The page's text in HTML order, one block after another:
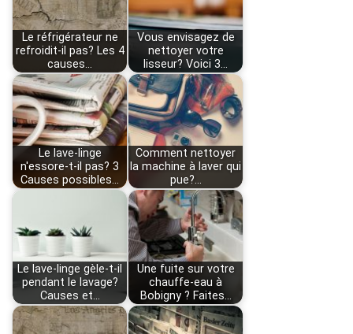
Le réfrigérateur ne
refroidit-il pas? Les 4
causes…
Vous envisagez de
nettoyer votre
lisseur? Voici 3…
Le lave-linge
n'essore-t-il pas? 3
Causes possibles…
Comment nettoyer
la machine à laver qui
pue?…
Le lave-linge gèle-t-il
pendant le lavage?
Causes et…
Une fuite sur votre
chauffe-eau à
Bobigny ? Faites…